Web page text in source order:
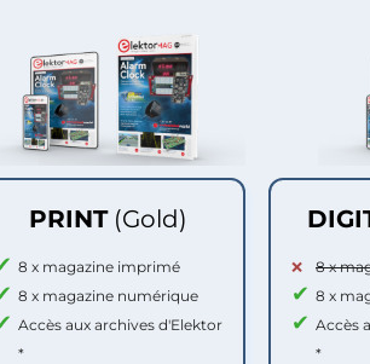
PRINT (Gold)
8 x magazine imprimé
8 x magazine numérique
Accès aux archives d'Elektor
*
8 x
8 x
Accès
*